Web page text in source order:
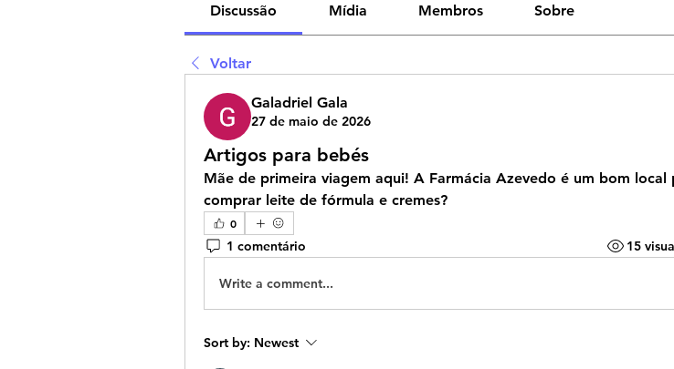
Discussão Mídia Membros Sobre
Voltar
Galadriel Gala
27 de maio de 2026
Artigos para bebés
Mãe de primeira viagem aqui! A Farmácia Azevedo é um bom local
comprar leite de fórmula e cremes?
0
1 comentário 15
Write a comment...
Sort by: Newest